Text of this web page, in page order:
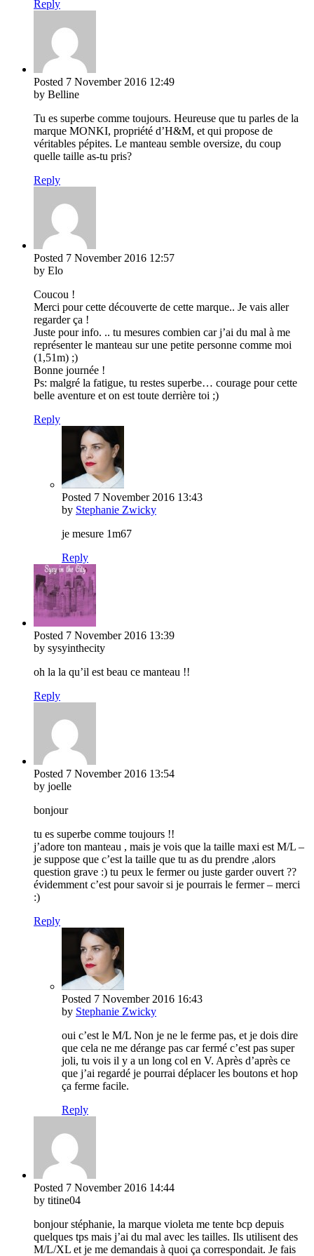
Reply
Posted 7 November 2016 12:49
by Belline
Tu es superbe comme toujours. Heureuse que tu parles de la
marque MONKI, propriété d’H&M, et qui propose de
véritables pépites. Le manteau semble oversize, du coup
quelle taille as-tu pris?
Reply
Posted 7 November 2016 12:57
by Elo
Coucou !
Merci pour cette découverte de cette marque.. Je vais aller
regarder ça !
Juste pour info. .. tu mesures combien car j’ai du mal à me
représenter le manteau sur une petite personne comme moi
(1,51m) ;)
Bonne journée !
Ps: malgré la fatigue, tu restes superbe… courage pour cette
belle aventure et on est toute derrière toi ;)
Reply
Posted 7 November 2016 13:43
by Stephanie Zwicky
je mesure 1m67
Reply
Posted 7 November 2016 13:39
by sysyinthecity
oh la la qu’il est beau ce manteau !!
Reply
Posted 7 November 2016 13:54
by joelle
bonjour
tu es superbe comme toujours !!
j’adore ton manteau , mais je vois que la taille maxi est M/L –
je suppose que c’est la taille que tu as du prendre ,alors
question grave :) tu peux le fermer ou juste garder ouvert ??
évidemment c’est pour savoir si je pourrais le fermer – merci
:)
Reply
Posted 7 November 2016 16:43
by Stephanie Zwicky
oui c’est le M/L Non je ne le ferme pas, et je dois dire
que cela ne me dérange pas car fermé c’est pas super
joli, tu vois il y a un long col en V. Après d’après ce
que j’ai regardé je pourrai déplacer les boutons et hop
ça ferme facile.
Reply
Posted 7 November 2016 14:44
by titine04
bonjour stéphanie, la marque violeta me tente bcp depuis
quelques tps mais j’ai du mal avec les tailles. Ils utilisent des
M/L/XL et je me demandais à quoi ça correspondait. Je fais